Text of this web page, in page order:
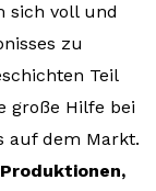
sich voll und
zu
Teil
große Hilfe bei
auf dem Markt.